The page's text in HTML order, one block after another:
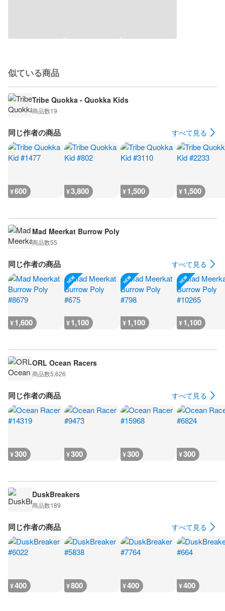
似ている商品
Tribe Quokka - Quokka Kids
商品数19
同じ作者の商品 すべて見る
¥600 ¥3,800 ¥1,500 ¥1,500
Mad Meerkat Burrow Poly
商品数55
同じ作者の商品 すべて見る
¥1,600 ¥1,100 ¥1,100 ¥1,100
ORL Ocean Racers
商品数5,626
同じ作者の商品 すべて見る
¥300 ¥300 ¥300 ¥300
DuskBreakers
商品数189
同じ作者の商品 すべて見る
¥400 ¥800 ¥400 ¥400